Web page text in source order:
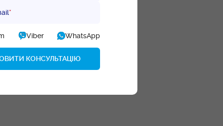
*
Viber WhatsApp